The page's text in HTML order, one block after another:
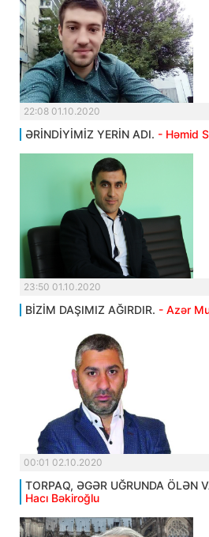
22:08 01.10.2020
ƏRİNDİYİMİZ YERİN ADI. - Həmid
23:50 01.10.2020
BİZİM DAŞIMIZ AĞIRDIR. - Azər
00:01 02.10.2020
TORPAQ, ƏGƏR UĞRUNDA ÖLƏN
Hacı Bəkiroğlu